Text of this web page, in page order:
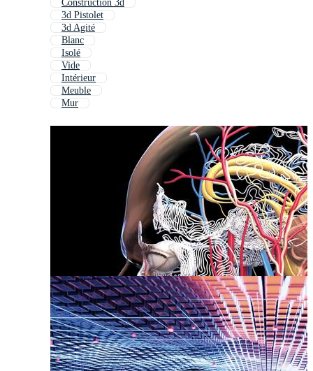
Construction 3d
3d Pistolet
3d Agité
Blanc
Isolé
Vide
Intérieur
Meuble
Mur